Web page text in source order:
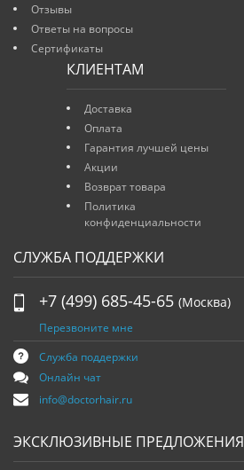
Отзывы
Ответы на вопросы
Сертификаты
КЛИЕНТАМ
Доставка
Оплата
Гарантия лучшей цены
Акции
Возврат товара
Политика
конфиденциальности
СЛУЖБА ПОДДЕРЖКИ
+7 (499) 685-45-65 (Москва)
Перезвоните мне
Служба поддержки
Онлайн чат
info@doctorhair.ru
ЭКСКЛЮЗИВНЫЕ ПРЕДЛОЖЕНИЯ